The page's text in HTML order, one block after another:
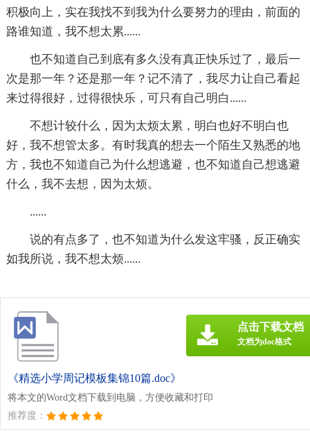
积极向上，实在我找不到我为什么要努力的理由，前面的
路谁知道，我不想太累......
也不知道自己到底有多久没有真正快乐过了，最后一
次是那一年？还是那一年？记不清了，我尽力让自己看起
来过得很好，过得很快乐，可只有自己明白......
不想计较什么，因为太烦太累，明白也好不明白也
好，我不想管太多。有时我真的想去一个陌生又熟悉的地
方，我也不知道自己为什么想逃避，也不知道自己想逃避
什么，我不去想，因为太烦。
......
说的有点多了，也不知道为什么发这牢骚，反正确实
如我所说，我不想太烦......
《精选小学周记模板集锦10篇.doc》
将本文的Word文档下载到电脑，方便收藏和打印
推荐度：
点击下载文档
文档为doc格式